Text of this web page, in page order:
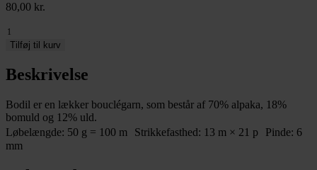
80,00 kr.
Bodil
antal
Tilføj til kurv
Beskrivelse
Bodil er en lækker bouclégarn, som består af 70% alpaka, 18%
bomuld og 12% uld.
Løbelængde: 50 g = 100 m Strikkefasthed: 13 m × 21 p Pinde: 6
mm